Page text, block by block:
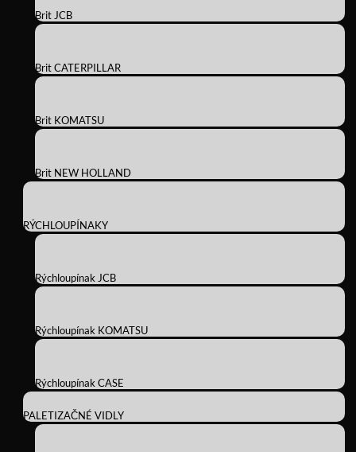
Brit JCB
Brit CATERPILLAR
Brit KOMATSU
Brit NEW HOLLAND
RÝCHLOUPÍNAKY
Rýchloupínak JCB
Rýchloupínak KOMATSU
Rýchloupínak CASE
PALETIZAČNÉ VIDLY